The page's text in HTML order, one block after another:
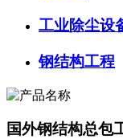
工业除尘设
钢结构工程
国外钢结构总包